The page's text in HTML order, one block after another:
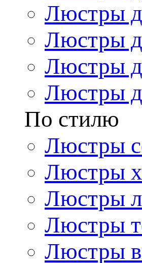
Люстры
Люстры
Люстры
Люстры
По стилю
Люстры
Люстры
Люстры
Люстры
Люстры